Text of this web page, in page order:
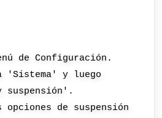
de Configuración.
'Sistema' y luego
suspensión'.
de suspensión